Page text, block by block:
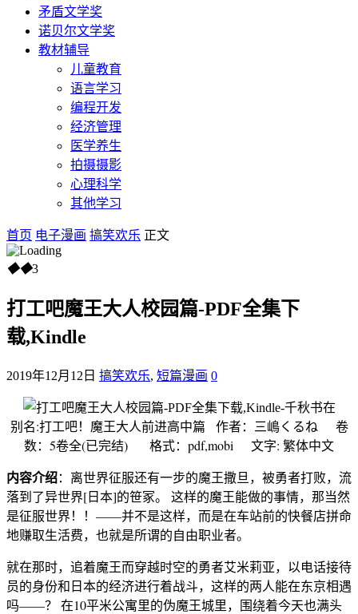
矛盾文学奖
诺贝尔文学奖
教材辅导
儿童教育
语言学习
编程开发
经济管理
医学养生
拍摄摄影
心理科学
其他学习
首页 电子漫画 搞笑欢乐 正文
◆◆3
打工吧魔王大人校园篇-PDF全集下
载,Kindle
2019年12月12日 搞笑欢乐, 短篇漫画 0
别名:打工吧！魔王大人前进高中篇 作者：三嶋くるね 卷
数：5卷全(已完结) 格式：pdf,mobi 文字: 繁体中文
内容介绍：离世界征服还有一步的魔王撒旦，被勇者打败，流
落到了异世界[日本]的笹冢。 这样的魔王能做的事情，那当然
是征服世界！！——并不是这样，而是在车站前的快餐店拼命
地赚取生活费，也就是所谓的自由职业者。
就在那时，追着魔王而穿越时空的勇者艾米莉亚，以电话接待
员的身份和日本的经济进行着战斗，这样的两人能在东京相遇
吗——？ 在10平米公寓里的伪魔王城里，围绕着今天也满头